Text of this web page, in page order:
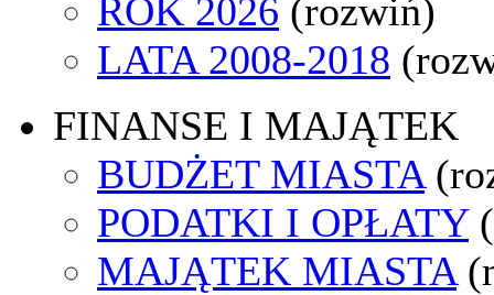
ROK 2026 (rozwiń)
LATA 2008-2018
FINANSE I MAJĄTEK
BUDŻET MIASTA
PODATKI I OPŁATY
MAJĄTEK MIASTA